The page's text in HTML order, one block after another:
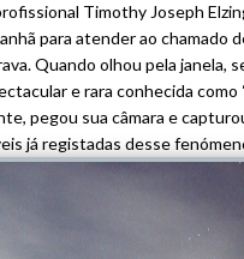
Timothy Joseph
para atender ao chamado
Quando olhou pela janela,
e rara conhecida como
pegou sua câmara e
já registadas desse